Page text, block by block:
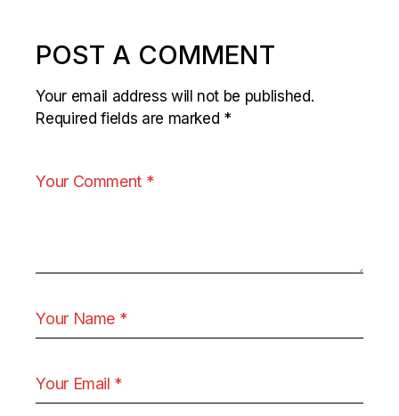
POST A COMMENT
Your email address will not be published.
Required fields are marked *